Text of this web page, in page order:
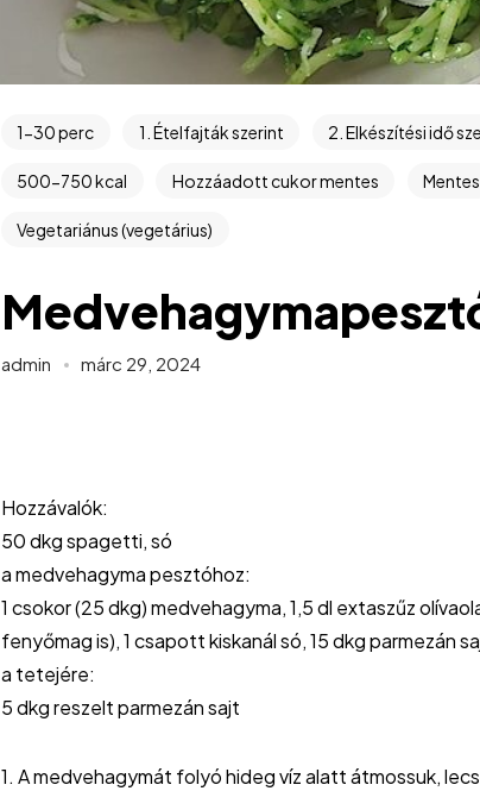
1-30 perc 1. Ételfajták szerint 2. Elkészítési idő
500-750 kcal Hozzáadott cukor mentes Mentes
Vegetariánus (vegetárius)
admin márc 29, 2024
Hozzávalók:
50 dkg spagetti, só
a medvehagyma pesztóhoz:
1 csokor (25 dkg) medvehagyma, 1,5 dl extaszűz
fenyőmag is), 1 csapott kiskanál só, 15 dkg parmezán
a tetejére:
5 dkg reszelt parmezán sajt
1. A medvehagymát folyó hideg víz alatt átmossuk,